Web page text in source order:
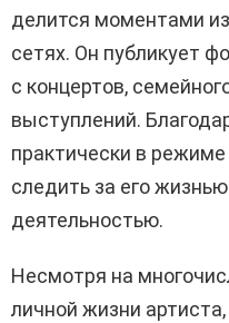
делится моментами
сетях. Он публикует
с концертов,
выступлений.
практически в
следить за его
деятельностью.
Несмотря на
личной жизни